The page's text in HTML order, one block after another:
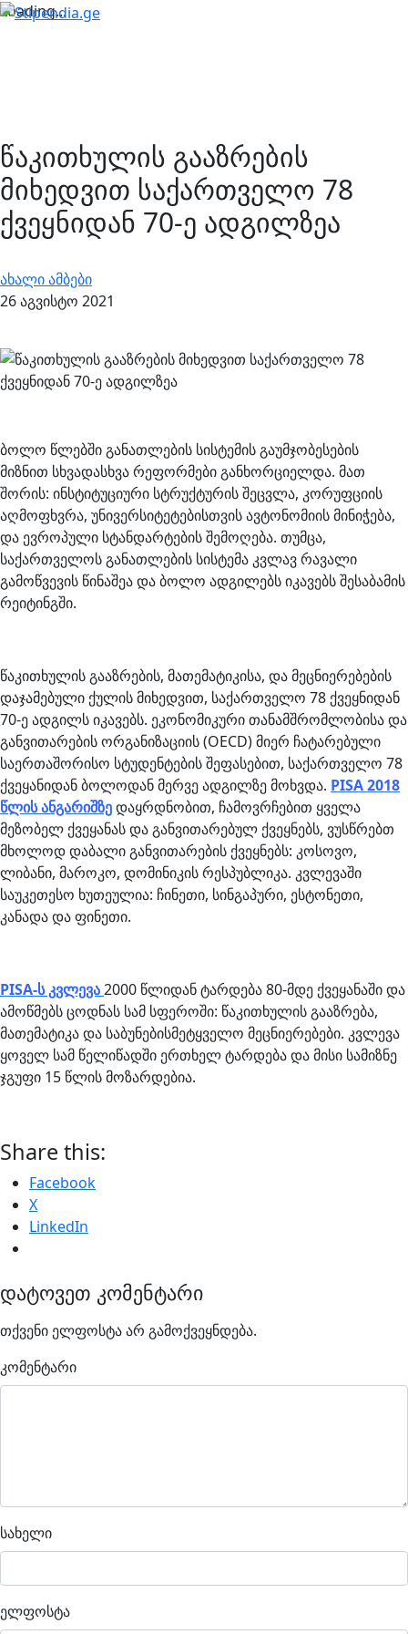
Loading...
წაკითხულის გააზრების
მიხედვით საქართველო 78
ქვეყნიდან 70-ე ადგილზეა
ახალი ამბები
26 აგვისტო 2021
ბოლო წლებში განათლების სისტემის გაუმჯობესების
მიზნით სხვადასხვა რეფორმები განხორციელდა. მათ
შორის: ინსტიტუციური სტრუქტურის შეცვლა, კორუფციის
აღმოფხვრა, უნივერსიტეტებისთვის ავტონომიის მინიჭება,
და ევროპული სტანდარტების შემოღება. თუმცა,
საქართველოს განათლების სისტემა კვლავ რავალი
გამოწვევის წინაშეა და ბოლო ადგილებს იკავებს შესაბამის
რეიტინგში.
წაკითხულის გააზრების, მათემატიკისა, და მეცნიერებების
დაჯამებული ქულის მიხედვით, საქართველო 78 ქვეყნიდან
70-ე ადგილს იკავებს. ეკონომიკური თანამშრომლობისა და
განვითარების ორგანიზაციის (OECD) მიერ ჩატარებული
საერთაშორისო სტუდენტების შეფასებით, საქართველო 78
ქვეყანიდან ბოლოდან მერვე ადგილზე მოხვდა. PISA 2018
წლის ანგარიშზედაყრდნობით, ჩამოვრჩებით ყველა
მეზობელ ქვეყანას და განვითარებულ ქვეყნებს, ვუსწრებთ
მხოლოდ დაბალი განვითარების ქვეყნებს: კოსოვო,
ლიბანი, მაროკო, დომინიკის რესპუბლიკა. კვლევაში
საუკეთესო ხუთეულია: ჩინეთი, სინგაპური, ესტონეთი,
კანადა და ფინეთი.
PISA-ს კვლევა2000 წლიდან ტარდება 80-მდე ქვეყანაში და
ამოწმებს ცოდნას სამ სფეროში: წაკითხულის გააზრება,
მათემატიკა და საბუნებისმეტყველო მეცნიერებები. კვლევა
ყოველ სამ წელიწადში ერთხელ ტარდება და მისი სამიზნე
ჯგუფი 15 წლის მოზარდებია.
Share this:
Facebook
X
LinkedIn
დატოვეთ კომენტარი
თქვენი ელფოსტა არ გამოქვეყნდება.
კომენტარი
სახელი
ელფოსტა